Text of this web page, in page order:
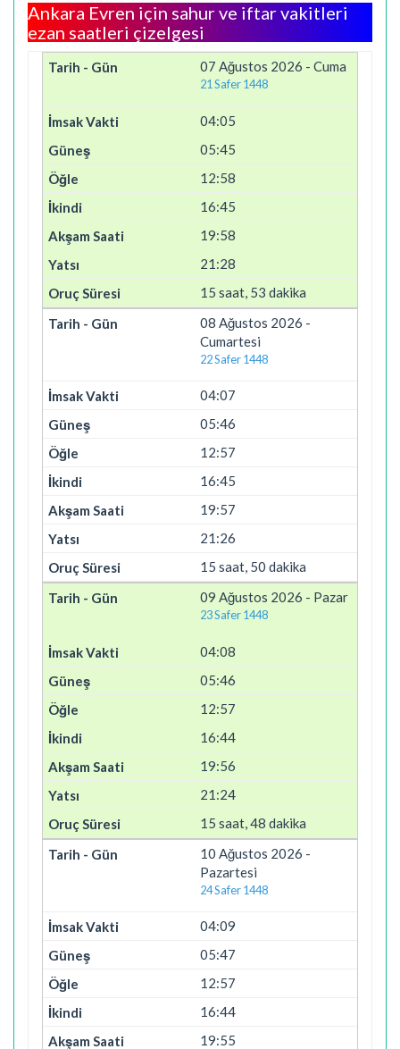
Ankara Evren için sahur ve iftar vakitleri
ezan saatleri çizelgesi
07 Ağustos 2026 - Cuma
21 Safer 1448
04:05
05:45
12:58
16:45
19:58
21:28
15 saat, 53 dakika
08 Ağustos 2026 -
Cumartesi
22 Safer 1448
04:07
05:46
12:57
16:45
19:57
21:26
15 saat, 50 dakika
09 Ağustos 2026 - Pazar
23 Safer 1448
04:08
05:46
12:57
16:44
19:56
21:24
15 saat, 48 dakika
10 Ağustos 2026 -
Pazartesi
24 Safer 1448
04:09
05:47
12:57
16:44
19:55